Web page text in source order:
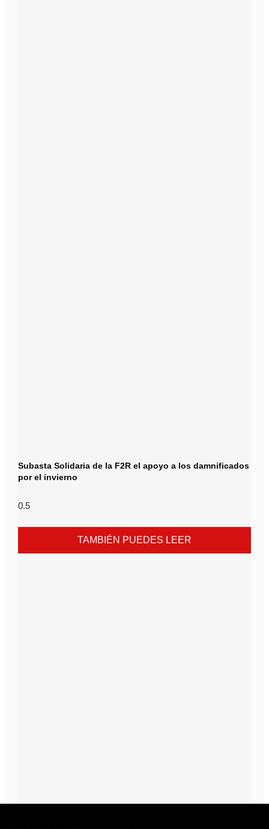
Subasta Solidaria de la F2R el apoyo a los damnificados
por el invierno
TAMBIÉN PUEDES LEER